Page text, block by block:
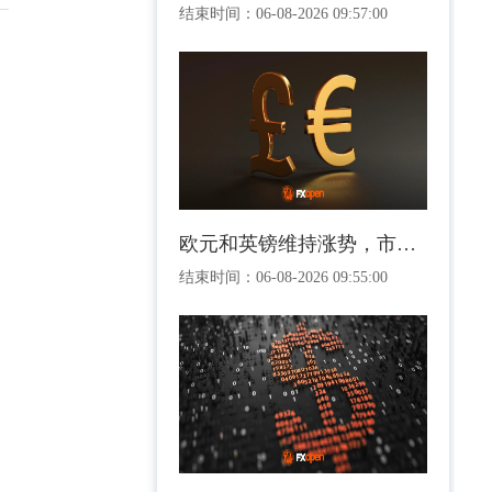
结束时间：06-08-2026 09:57:00
欧元和英镑维持涨势，市场正评估美国就业前景
结束时间：06-08-2026 09:55:00